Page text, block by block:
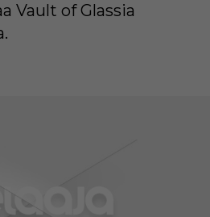
Vault of Glassia